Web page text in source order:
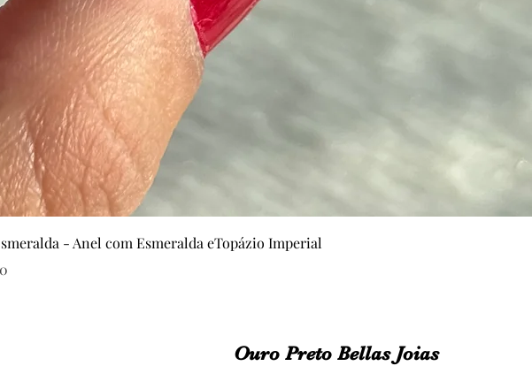
Visualização rápida
- Anel com Esmeralda eTopázio Imperial
Ouro Preto Bellas Joias